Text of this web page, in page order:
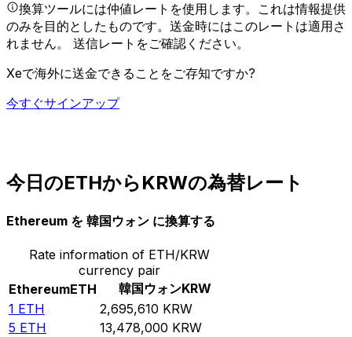
換算ツールには仲値レートを使用します。これは情報提供
のみを目的としたものです。送金時にはこのレートは適用さ
れません。 送信レートをご確認ください。
Xeで海外に送金できることをご存知ですか?
今すぐサインアップ
今日のETHからKRWの為替レート
Ethereum を 韓国ウォン に換算する
Rate information of ETH/KRW
currency pair
EthereumETH 韓国ウォンKRW
1 ETH 2,695,610 KRW
5 ETH 13,478,000 KRW